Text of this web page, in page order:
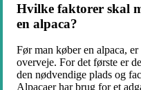
Hvilke faktorer skal
en alpaca?
Før man køber en alpaca,
overveje. For det første er
den nødvendige plads og
Alpacaer har brug for et